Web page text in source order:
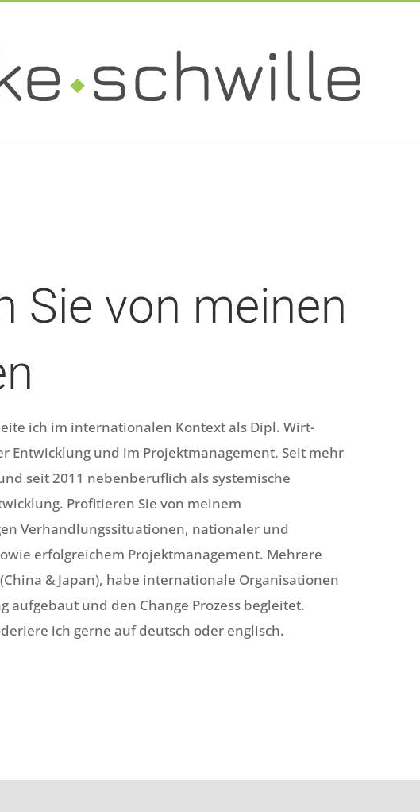
Sie von meinen
ich im internationalen Kontext als Dipl. Wirt-
Entwicklung und im Projektmanagement. Seit mehr
seit 2011 nebenberuflich als systemische
Profitieren Sie von meinem
Verhandlungssituationen, nationaler und
erfolgreichem Projektmanagement. Mehrere
& Japan), habe internationale Organisationen
aufgebaut und den Change Prozess begleitet.
ich gerne auf deutsch oder englisch.